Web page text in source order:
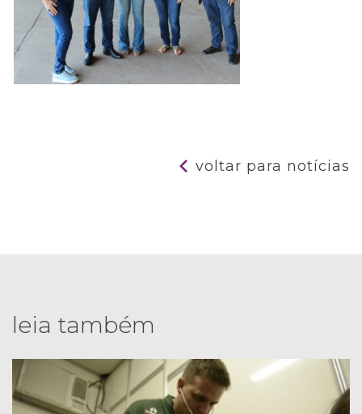
voltar para notícias
leia também